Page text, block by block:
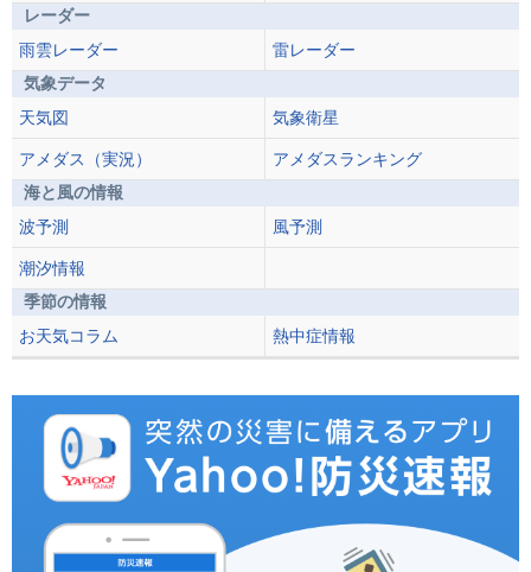
レーダー
雨雲レーダー
雷レーダー
気象データ
天気図
気象衛星
アメダス（実況）
アメダスランキング
海と風の情報
波予測
風予測
潮汐情報
季節の情報
お天気コラム
熱中症情報